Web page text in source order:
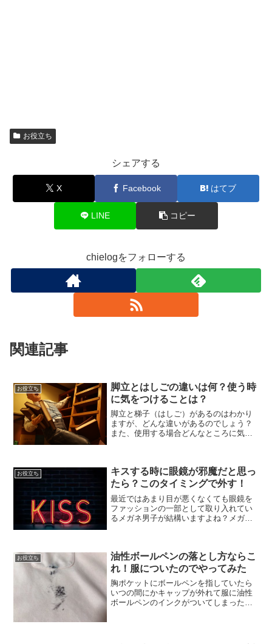
お役立ち
シェアする
X Facebook はてブ
LINE コピー
chielogをフォローする
関連記事
お役立ち
脚立とはしごの違いは何？使う時
に気をつけることは？
脚立と梯子（はしご）があるのはわかり
ますが、どんな違いがあるのでしょう？
また、使用する場合どんなところに気を
した。^^;今回は、生活...
お役立ち
キスする時に眼鏡が邪魔だと思っ
たら？このタイミングで外す！
最近ではあまり目が悪くなくても眼鏡を
ファッションの一部として取り入れてい
るメガネ男子が結構いますよね？メガネ
鏡が当たり邪魔だと思ったこ...
お役立ち
油性ボールペンの落とし方ならこ
れ！服についたのでやってみた
胸ポケットにボールペンを指していたら
いつの間にかキャップが外れて服に油性
ボールペンのインクがついてしまった！